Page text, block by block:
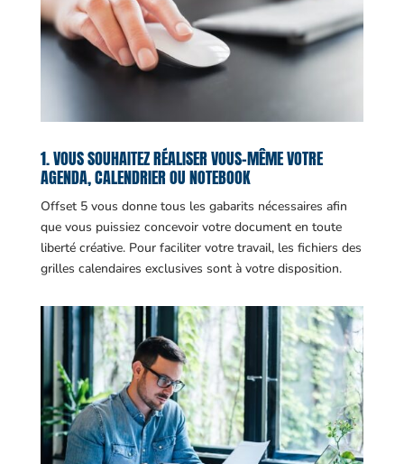
1. VOUS SOUHAITEZ RÉALISER VOUS-MÊME VOTRE
AGENDA, CALENDRIER OU NOTEBOOK
Offset 5 vous donne tous les gabarits nécessaires afin
que vous puissiez concevoir votre document en toute
liberté créative. Pour faciliter votre travail, les fichiers des
grilles calendaires exclusives sont à votre disposition.